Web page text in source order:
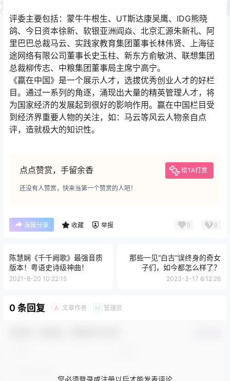
评委主要包括：蒙牛牛根生、UT斯达康吴鹰、IDG熊晓
鸽、今日资本徐新、软银亚洲阎焱、北京汇源朱新礼、阿
里巴巴总裁马云、实践家教育集团董事长林伟贤、上海征
途网络有限公司董事长史玉柱、新东方俞敏洪、联想集团
总裁柳传志、中粮集团董事局主席宁高宁。
《赢在中国》是一个展示人才，选拔优秀创业人才的好栏
目。通过一系列的角逐，涌现出大量的精英管理人才，将
为国家经济的发展起到很好的影响作用。赢在中国栏目受
到经济界重要人物的关注，如：马云等风云人物亲自点
评，造就极大的知识性。
点点赞赏，手留余香 给TA打赏
还没有人赞赏，快来当第一个赞赏的人吧！
海报分享 收藏 举报 0 0
陈慧娴《千千阙歌》最强音质
版本！粤语史诗级神曲！
2021-8-20 10:22:15
那些一见“白古”误终身的奇女
子们，如今都怎么样了？
2023-3-17 6:12:26
0 条回复 A 文章作者 M 管理员
您必须登录或注册以后才能发表评论